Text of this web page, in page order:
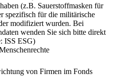
(z.B. Sauerstoffmasken für
spezifisch für die militärische
modifiziert wurden. Bei
wenden Sie sich bitte direkt
ISS ESG)
von Firmen im Fonds